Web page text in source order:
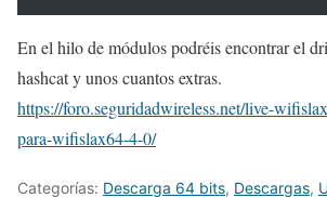
En el hilo de módulos podréis encontrar el
hashcat y unos cuantos extras.
https://foro.seguridadwireless.net/live-
para-wifislax64-4-0/
Categorías: Descarga 64 bits, Descargas,